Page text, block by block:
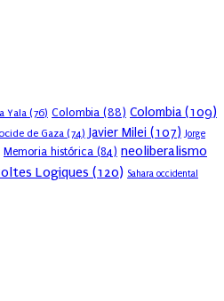
Yala (76) Colombia (88) Colombia(109)
de Gaza (74) Javier Milei (107) Jorge
Memoria histórica (84) neoliberalismo
Logiques (120) Sahara occidental